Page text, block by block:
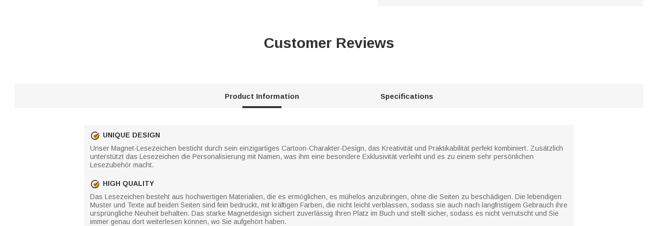
Customer Reviews
Product Information Specifications
UNIQUE DESIGN
Unser Magnet-Lesezeichen besticht durch sein einzigartiges Cartoon-Charakter-Design, das Kreativität und Praktikabilität perfekt kombiniert. Zusätzlich
unterstützt das Lesezeichen die Personalisierung mit Namen, was ihm eine besondere Exklusivität verleiht und es zu einem sehr persönlichen
Lesezubehör macht.
HIGH QUALITY
Das Lesezeichen besteht aus hochwertigen Materialien, die es ermöglichen, es mühelos anzubringen, ohne die Seiten zu beschädigen. Die lebendigen
Muster und Texte auf beiden Seiten sind fein bedruckt, mit kräftigen Farben, die nicht leicht verblassen, sodass sie auch nach langfristigem Gebrauch ihre
ursprüngliche Neuheit behalten. Das starke Magnetdesign sichert zuverlässig Ihren Platz im Buch und stellt sicher, sodass es nicht verrutscht und Sie
immer genau dort weiterlesen können, wo Sie aufgehört haben.